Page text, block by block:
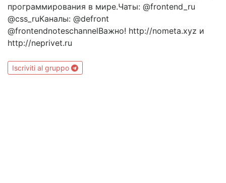
программирования в мире.Чаты: @frontend_ru
@css_ruКаналы: @defront
@frontendnoteschannelВажно! http://nometa.xyz и
http://neprivet.ru
Iscriviti al gruppo